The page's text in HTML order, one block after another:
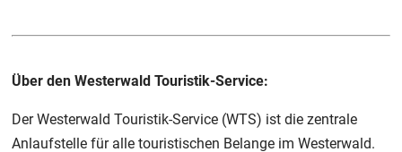
Über den Westerwald Touristik-Service:
Der Westerwald Touristik-Service (WTS) ist die zentrale
Anlaufstelle für alle touristischen Belange im Westerwald.